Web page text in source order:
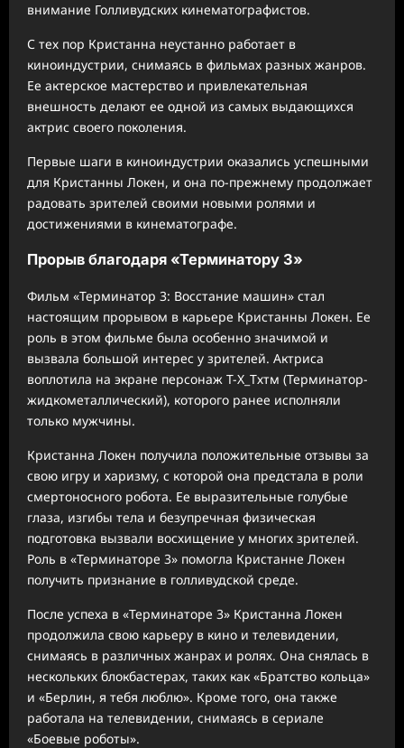
внимание Голливудских кинематографистов.
С тех пор Кристанна неустанно работает в
киноиндустрии, снимаясь в фильмах разных жанров.
Ее актерское мастерство и привлекательная
внешность делают ее одной из самых выдающихся
актрис своего поколения.
Первые шаги в киноиндустрии оказались успешными
для Кристанны Локен, и она по-прежнему продолжает
радовать зрителей своими новыми ролями и
достижениями в кинематографе.
Прорыв благодаря «Терминатору 3»
Фильм «Терминатор 3: Восстание машин» стал
настоящим прорывом в карьере Кристанны Локен. Ее
роль в этом фильме была особенно значимой и
вызвала большой интерес у зрителей. Актриса
воплотила на экране персонаж Т-Х_Тхтм (Терминатор-
жидкометаллический), которого ранее исполняли
только мужчины.
Кристанна Локен получила положительные отзывы за
свою игру и харизму, с которой она предстала в роли
смертоносного робота. Ее выразительные голубые
глаза, изгибы тела и безупречная физическая
подготовка вызвали восхищение у многих зрителей.
Роль в «Терминаторе 3» помогла Кристанне Локен
получить признание в голливудской среде.
После успеха в «Терминаторе 3» Кристанна Локен
продолжила свою карьеру в кино и телевидении,
снимаясь в различных жанрах и ролях. Она снялась в
нескольких блокбастерах, таких как «Братство кольца»
и «Берлин, я тебя люблю». Кроме того, она также
работала на телевидении, снимаясь в сериале
«Боевые роботы».